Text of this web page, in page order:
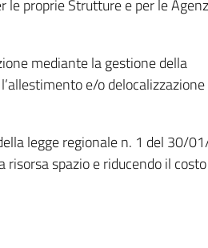
proprie Strutture e per le
mediante la gestione della
e/o
legge regionale n. 1 del 30/
spazio e riducendo il